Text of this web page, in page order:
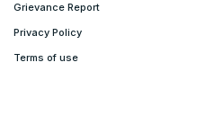
Grievance Report
Privacy Policy
Terms of use